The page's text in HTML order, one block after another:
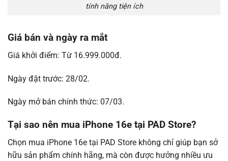
tính năng tiện ích
Giá bán và ngày ra mắt
Giá khởi điểm: Từ 16.999.000đ.
Ngày đặt trước: 28/02.
Ngày mở bán chính thức: 07/03.
Tại sao nên mua iPhone 16e tại PAD Store?
Chọn mua iPhone 16e tại PAD Store không chỉ giúp bạn sở
hữu sản phẩm chính hãng, mà còn được hưởng nhiều ưu